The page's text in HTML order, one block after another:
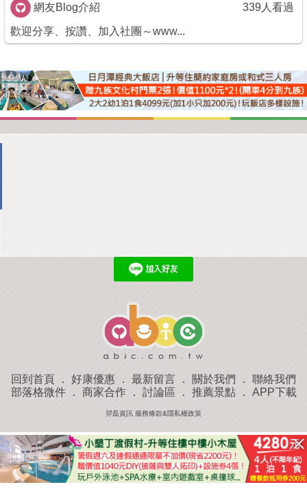
聯絡我們
APP下載
網友Blog介紹 339人看過
歡迎分享、按讚、加入社團～www...
回到首頁 ． 好康優惠 ． 最新留言 ． 關於我們 ． 聯絡我們
部落格微件． 商家合作． 討論區 ． 推薦景點． APP下載
羿磊資訊 服務條款&隱私權政策